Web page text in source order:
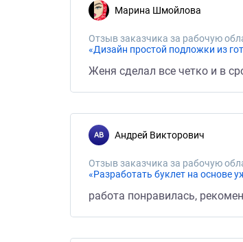
Марина Шмойлова
Отзыв заказчика за рабочую
«Дизайн простой подложки из
Женя сделал все четко и в
Андрей Викторович
Отзыв заказчика за рабочую
«Разработать буклет на основе
работа понравилась,